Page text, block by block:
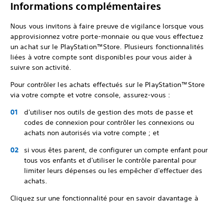
Informations complémentaires
Nous vous invitons à faire preuve de vigilance lorsque vous
approvisionnez votre porte-monnaie ou que vous effectuez
un achat sur le PlayStation™Store. Plusieurs fonctionnalités
liées à votre compte sont disponibles pour vous aider à
suivre son activité.
Pour contrôler les achats effectués sur le PlayStation™Store
via votre compte et votre console, assurez-vous :
d'utiliser nos outils de gestion des mots de passe et
codes de connexion pour contrôler les connexions ou
achats non autorisés via votre compte ; et
si vous êtes parent, de configurer un compte enfant pour
tous vos enfants et d'utiliser le contrôle parental pour
limiter leurs dépenses ou les empêcher d'effectuer des
achats.
Cliquez sur une fonctionnalité pour en savoir davantage à